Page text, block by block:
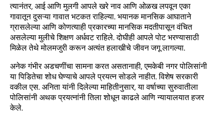
त्यानंतर, आई आणि मुलगी आपले खरे नाव आणि ओळख लपवून एका
गावातून दुसऱ्या गावात भटकत राहिल्या. भयानक मानसिक आघाताने
ग्रासलेल्या आणि कोणत्याही प्रकारच्या मानसिक मदतीपासून वंचित
असलेल्या मुलीचे शिक्षण अर्धवट राहिले. दोघीही आपले पोट भरण्यासाठी
मिळेल तेथे मोलमजुरी करून अत्यंत हलाखीचे जीवन जगू लागल्या.
अनेक गंभीर अडचणींचा सामना करत असतानाही, एमकेबी नगर पोलिसांनी
या पिडितेचा शोध घेण्याचे आपले प्रयत्न सोडले नाहीत. विशेष सरकारी
वकील एस. अनिता यांनी दिलेल्या माहितीनुसार, या वर्षाच्या सुरुवातीला
पोलिसांनी अथक प्रयत्नांनी तिला शोधून काढले आणि न्यायालयात हजर
केले.